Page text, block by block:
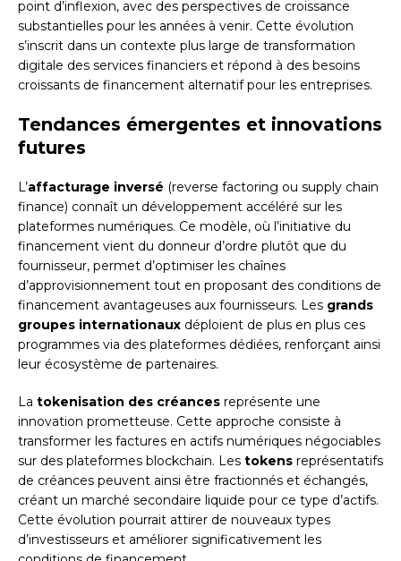
point d’inflexion, avec des perspectives de croissance
substantielles pour les années à venir. Cette évolution
s’inscrit dans un contexte plus large de transformation
digitale des services financiers et répond à des besoins
croissants de financement alternatif pour les entreprises.
Tendances émergentes et innovations
futures
L’affacturage inversé (reverse factoring ou supply chain
finance) connaît un développement accéléré sur les
plateformes numériques. Ce modèle, où l’initiative du
financement vient du donneur d’ordre plutôt que du
fournisseur, permet d’optimiser les chaînes
d’approvisionnement tout en proposant des conditions de
financement avantageuses aux fournisseurs. Les grands
groupes internationaux déploient de plus en plus ces
programmes via des plateformes dédiées, renforçant ainsi
leur écosystème de partenaires.
La tokenisation des créances représente une
innovation prometteuse. Cette approche consiste à
transformer les factures en actifs numériques négociables
sur des plateformes blockchain. Les tokens représentatifs
de créances peuvent ainsi être fractionnés et échangés,
créant un marché secondaire liquide pour ce type d’actifs.
Cette évolution pourrait attirer de nouveaux types
d’investisseurs et améliorer significativement les